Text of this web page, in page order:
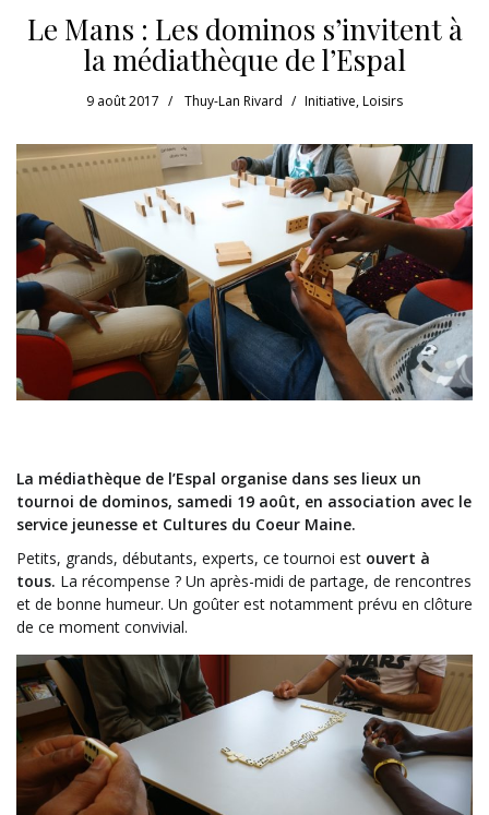
Le Mans : Les dominos s’invitent à
la médiathèque de l’Espal
9 août 2017 Thuy-Lan Rivard Initiative,Loisirs
La médiathèque de l’Espal organise dans ses lieux un
tournoi de dominos, samedi 19 août, en association avec le
service jeunesse et Cultures du Coeur Maine.
Petits, grands, débutants, experts, ce tournoi est ouvert à
tous. La récompense ? Un après-midi de partage, de rencontres
et de bonne humeur. Un goûter est notamment prévu en clôture
de ce moment convivial.